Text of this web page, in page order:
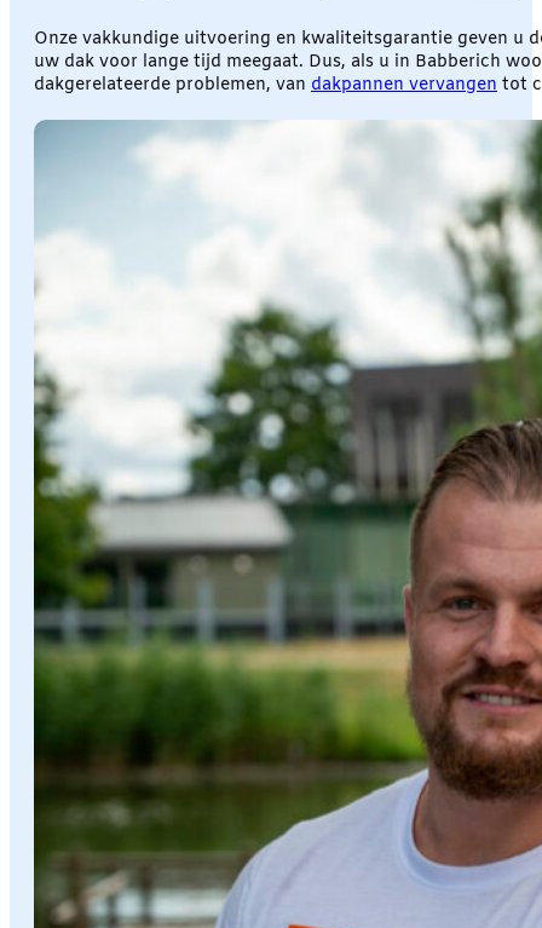
Onze vakkundige uitvoering en kwaliteitsgarantie geven u
uw dak voor lange tijd meegaat. Dus, als u in Babberich
dakgerelateerde problemen, van dakpannen vervangen tot